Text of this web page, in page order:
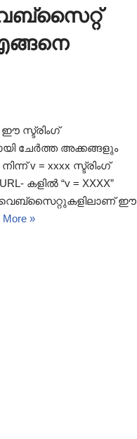
ഈ സ്ട്രിംഗ്
ചേർത്ത അക്കങ്ങളും
v = xxxx സ്ട്രിംഗ്
കളിൽ “v = XXXX”
വെബ്‌സൈറ്റുകളിലാണ് ഈ
More »